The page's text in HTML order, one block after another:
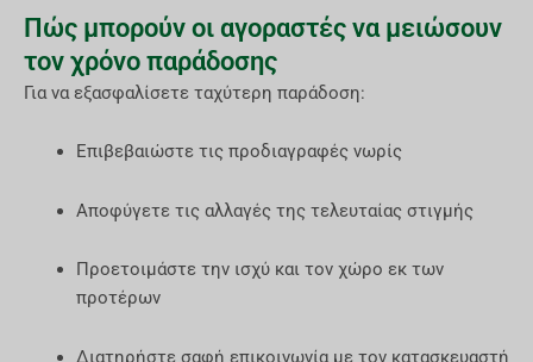
Πώς μπορούν οι αγοραστές να μειώσουν
τον χρόνο παράδοσης
Για να εξασφαλίσετε ταχύτερη παράδοση:
Επιβεβαιώστε τις προδιαγραφές νωρίς
Αποφύγετε τις αλλαγές της τελευταίας στιγμής
Προετοιμάστε την ισχύ και τον χώρο εκ των
προτέρων
Διατηρήστε σαφή επικοινωνία με τον κατασκευαστή